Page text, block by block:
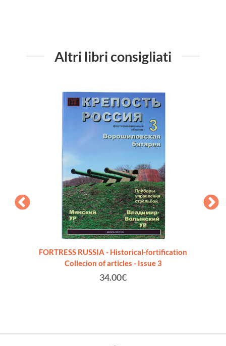
Altri libri consigliati
FORTRESS RUSSIA - Historical-fortification
Collecion of articles - Issue 3
34.00€